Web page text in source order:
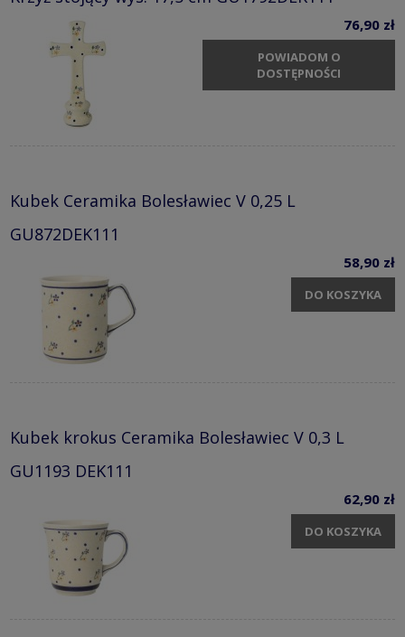
76,90 zł
POWIADOM O
DOSTĘPNOŚCI
Kubek Ceramika Bolesławiec V 0,25 L
GU872DEK111
58,90 zł
DO KOSZYKA
Kubek krokus Ceramika Bolesławiec V 0,3 L
GU1193 DEK111
62,90 zł
DO KOSZYKA